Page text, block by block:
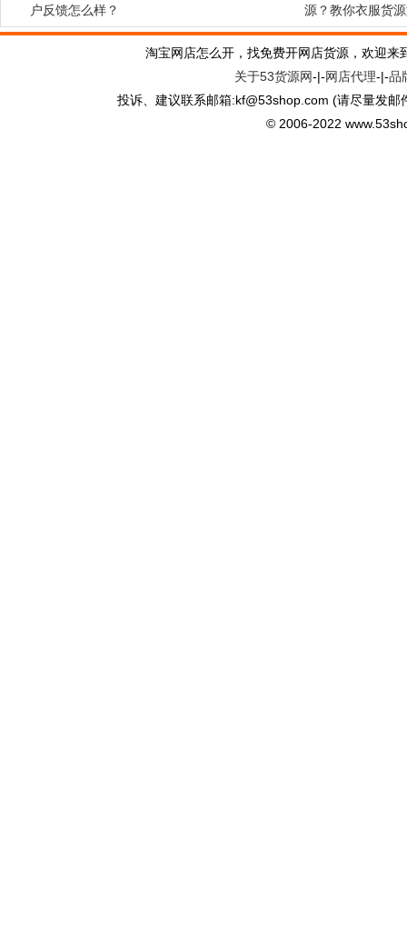
户反馈怎么样？
源？教你衣服货
淘宝网店怎么开，找免费开网店货源，欢迎
关于53货源网-|-网店代理-|-品
投诉、建议联系邮箱:kf@53shop.com (请尽量发
© 2006-2022